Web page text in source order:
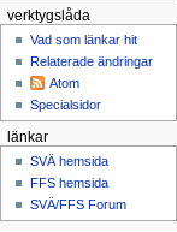
verktygslåda
Vad som länkar hit
Relaterade ändringar
Atom
Specialsidor
länkar
SVÄ hemsida
FFS hemsida
SVÄ/FFS Forum